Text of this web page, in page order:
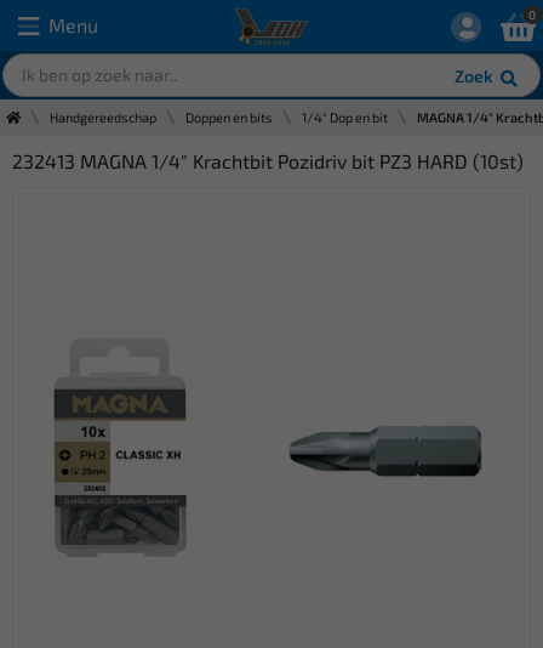
Menu
Zoek
0
Handgereedschap Doppen en bits 1/4" Dop en bit MAGNA 1/4"
232413 MAGNA 1/4" Krachtbit Pozidriv bit PZ3 HARD (10st)